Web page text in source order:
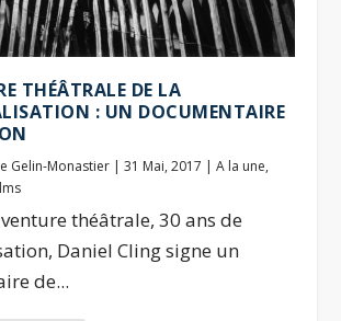
THÉÂTRALE DE LA
: UN DOCUMENTAIRE
Gelin-Monastier |31 Mai, 2017 |A la une,
théâtrale, 30 ans de
Daniel Cling signe un
de...